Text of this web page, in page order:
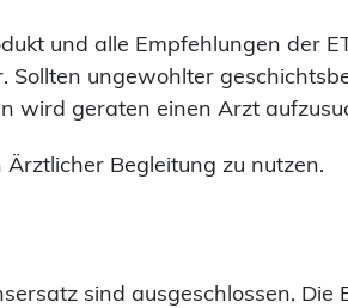
und alle Empfehlungen der
Sollten ungewohlter
wird geraten einen Arzt
Begleitung zu nutzen.
sind ausgeschlossen. Die